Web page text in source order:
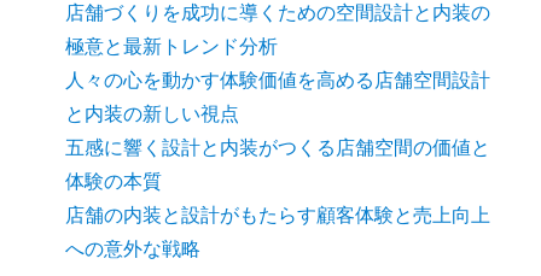
店舗づくりを成功に導くための空間設計と内装の
極意と最新トレンド分析
人々の心を動かす体験価値を高める店舗空間設計
と内装の新しい視点
五感に響く設計と内装がつくる店舗空間の価値と
体験の本質
店舗の内装と設計がもたらす顧客体験と売上向上
への意外な戦略